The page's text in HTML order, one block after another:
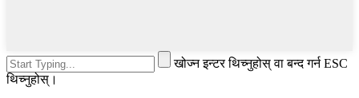
खोज्न इन्टर थिच्नुहोस् वा बन्द गर्न ESC
थिच्नुहोस्।